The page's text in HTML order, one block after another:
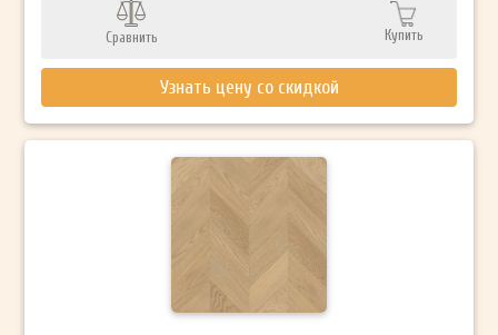
Сравнить Купить
Узнать цену со скидкой